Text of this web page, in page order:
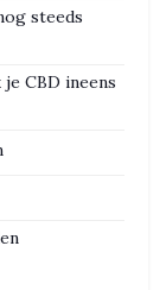
steeds
CBD ineens